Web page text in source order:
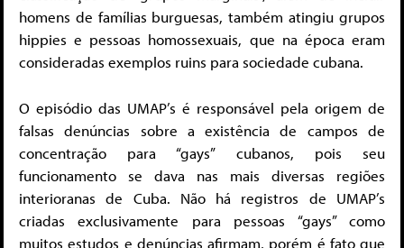
homens de famílias burguesas, também atingiu grupos
hippies e pessoas homossexuais, que na época eram
consideradas exemplos ruins para sociedade cubana.
O episódio das UMAP’s é responsável pela origem de
falsas denúncias sobre a existência de campos de
concentração para “gays” cubanos, pois seu
funcionamento se dava nas mais diversas regiões
interioranas de Cuba. Não há registros de UMAP’s
criadas exclusivamente para pessoas “gays” como
muitos estudos e denúncias afirmam, porém é fato que